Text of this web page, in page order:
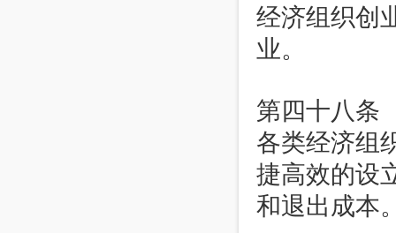
经济组织创
业。
第四十八条
各类经济组
捷高效的设
和退出成本